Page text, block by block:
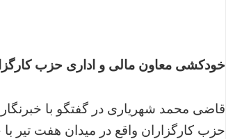
خودکشی معاون مالی و اداری حزب
قاضی محمد شهریاری در گفتگو با
حزب کارگزاران واقع در میدان هفت تیر